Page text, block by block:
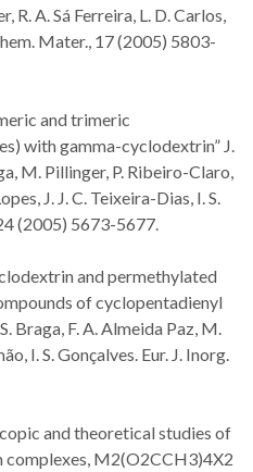
R. A. Sá Ferreira, L. D. Carlos,
Mater., 17 (2005) 5803-
and trimeric
with gamma-cyclodextrin” J.
M. Pillinger, P. Ribeiro-Claro,
J. J. C. Teixeira-Dias, I. S.
(2005) 5673-5677.
and permethylated
of cyclopentadienyl
Braga, F. A. Almeida Paz, M.
I. S. Gonçalves. Eur. J. Inorg.
and theoretical studies of
complexes, M2(O2CCH3)4X2